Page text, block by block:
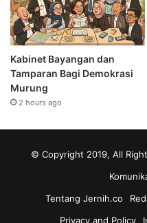
Kabinet Bayangan dan
Tamparan Bagi Demokrasi
Murung
2 hours ago
© Copyright 2019, All
Tentang Jernih.co
Privacy and Policy